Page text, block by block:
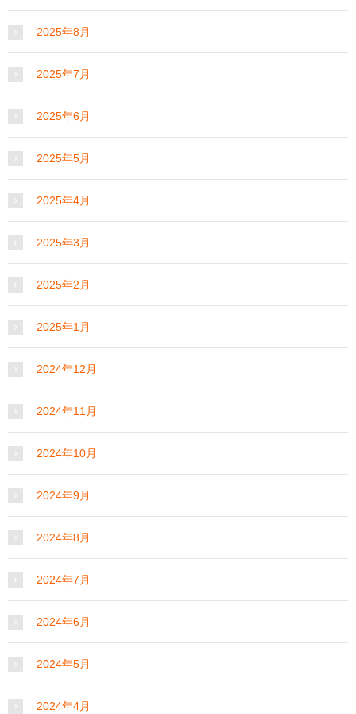
2025年8月
2025年7月
2025年6月
2025年5月
2025年4月
2025年3月
2025年2月
2025年1月
2024年12月
2024年11月
2024年10月
2024年9月
2024年8月
2024年7月
2024年6月
2024年5月
2024年4月